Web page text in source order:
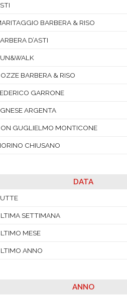
BARBERA & RISO
D’ASTI
BARBERA & RISO
GARRONE
ARGENTA
GUGLIELMO MONTICONE
CHIUSANO
DATA
SETTIMANA
MESE
ANNO
ANNO